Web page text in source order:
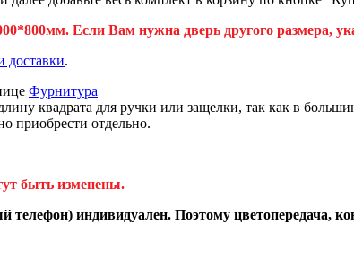
Если Вам нужна дверь другого размера,
доставки.
Фурнитура
квадрата для ручки или защелки, так как в
приобрести отдельно.
быть изменены.
индивидуален. Поэтому цветопередача,